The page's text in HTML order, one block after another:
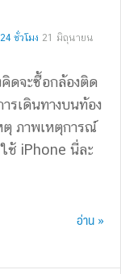
ชั่วโมง 21 มิถุนายน
ดจะซื้อกล้องติด
รเดินทางบนท้อง
ภาพเหตุการณ์
ช้ iPhone นี่ละ
อ่าน »